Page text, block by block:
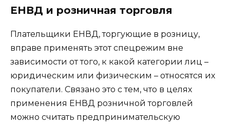
ЕНВД и розничная торговля
Плательщики ЕНВД, торгующие в розницу,
вправе применять этот спецрежим вне
зависимости от того, к какой категории лиц –
юридическим или физическим – относятся их
покупатели. Связано это с тем, что в целях
применения ЕНВД розничной торговлей
можно считать предпринимательскую